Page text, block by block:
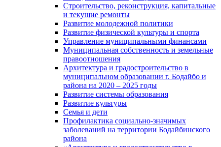
Строительство, реконструкция, капитальные
и текущие ремонты
Развитие молодежной политики
Развитие физической культуры и спорта
Управление муниципальными финансами
Муниципальная собственность и земельные
правоотношения
Архитектура и градостроительство в
муниципальном образовании г. Бодайбо и
района на 2020 – 2025 годы
Развитие системы образования
Развитие культуры
Семья и дети
Профилактика социально-значимых
заболеваний на территории Бодайбинского
района